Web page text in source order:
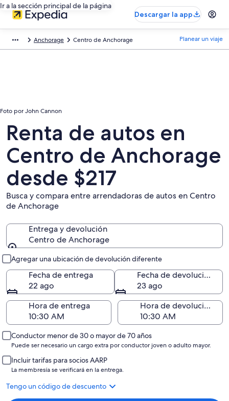
Ir a la sección principal de la página
Descargar la app
Anchorage Centro de Anchorage Planear un viaje
Foto por John Cannon
Renta de autos en
Centro de Anchorage
desde $217
Busca y compara entre arrendadoras de autos en Centro
de Anchorage
Entrega y devolución
Centro de Anchorage
Agregar una ubicación de devolución diferente
Fecha de entrega
22 ago
Fecha de devolución
23 ago
Hora de entrega
Hora de devolución
Conductor menor de 30 o mayor de 70 años
Puede ser necesario un cargo extra por conductor joven o adulto mayor.
Incluir tarifas para socios AARP
La membresía se verificará en la entrega.
Tengo un código de descuento